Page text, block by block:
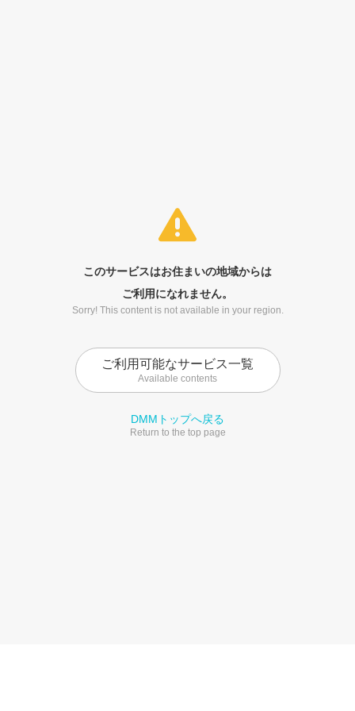
このサービスはお住まいの地域からは
ご利用になれません。
Sorry! This content is not available in your region.
ご利用可能なサービス一覧
Available contents
DMMトップへ戻る
Return to the top page